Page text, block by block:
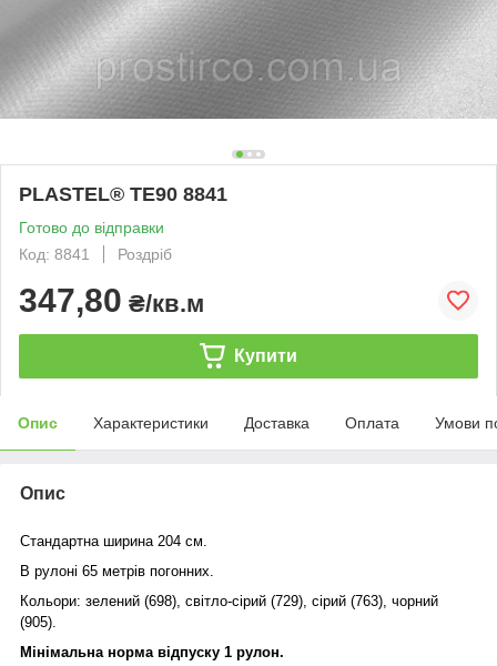
PLASTEL® ТЕ90 8841
Готово до відправки
Код: 8841
Роздріб
347,80 ₴/кв.м
Купити
Опис Характеристики Доставка Оплата Умови
Опис
Стандартна ширина 204 см.
В рулоні 65 метрів погонних.
Кольори: зелений (698), світло-сірий (729), сірий (763), чорний
(905).
Мінімальна норма відпуску 1 рулон.